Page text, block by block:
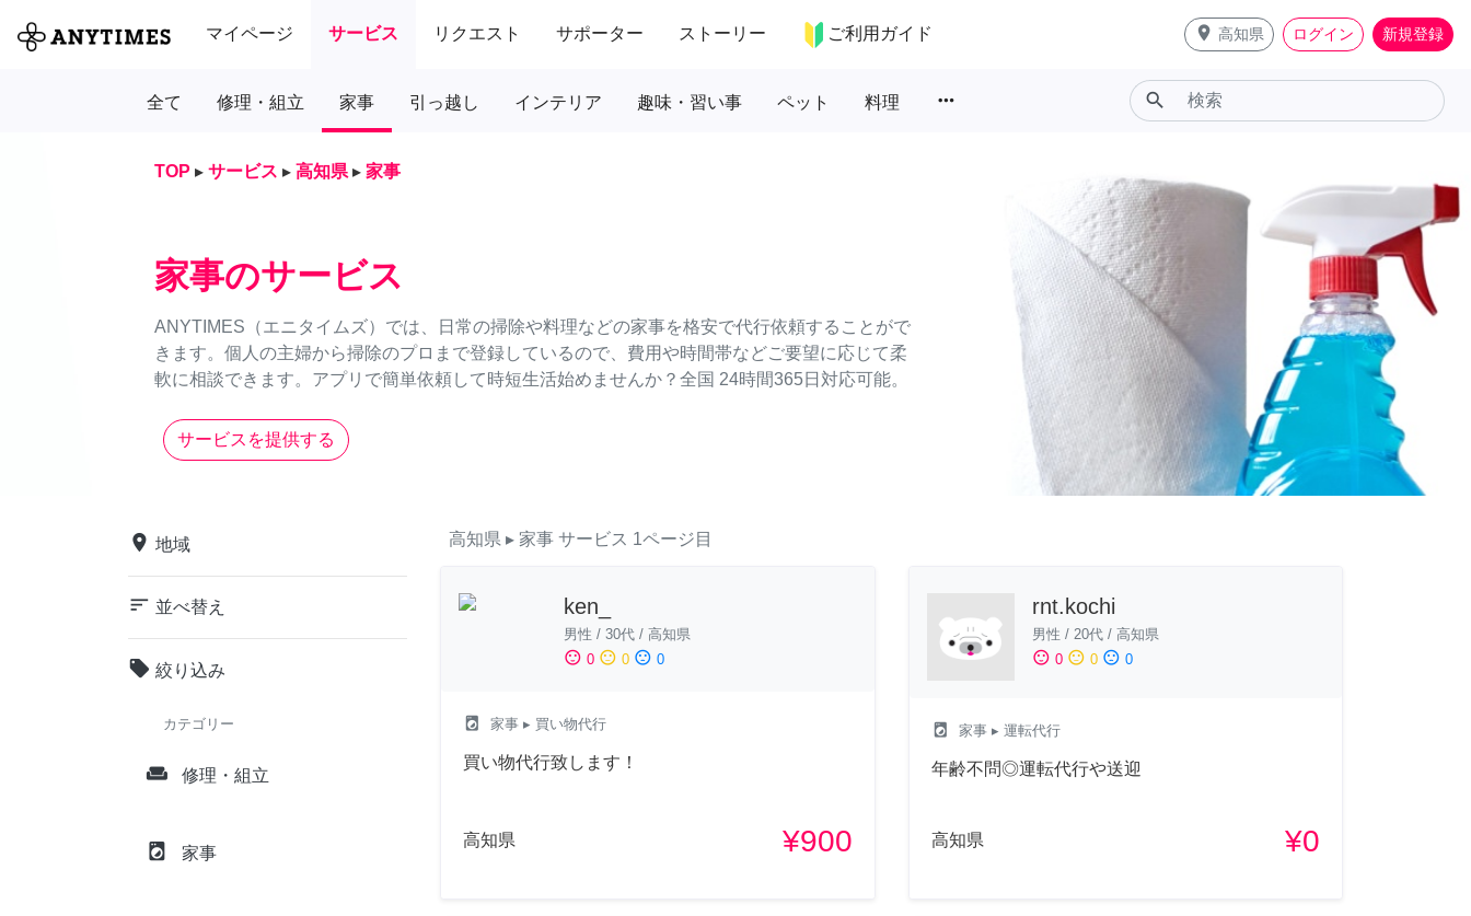
マイページ サービス リクエスト サポーター ストーリー ご利用ガイド place 高知県 ログイン 新規登録
全て 修理・組立 家事 引っ越し インテリア 趣味・習い事 ペット 料理 more_horiz search
TOP ▸ サービス ▸ 高知県 ▸ 家事
家事のサービス
ANYTIMES（エニタイムズ）では、日常の掃除や料理などの家事を格安で代行依頼することがで
きます。個人の主婦から掃除のプロまで登録しているので、費用や時間帯などご要望に応じて柔
軟に相談できます。アプリで簡単依頼して時短生活始めませんか？全国 24時間365日対応可能。
サービスを提供する
place 地域
sort 並べ替え
local_offer 絞り込み
カテゴリー
weekend 修理・組立
local_laundry_service 家事
高知県 ▸ 家事 サービス 1ページ目
ken_
男性 / 30代 / 高知県
sentiment_satisfied 0 sentiment_neutral 0 sentiment_dissatisfied 0
local_laundry_service 家事 ▸ 買い物代行
買い物代行致します！
高知県 ¥900
rnt.kochi
男性 / 20代/ 高知県
sentiment_satisfied 0 sentiment_neutral 0 sentiment_dissatisfied 0
local_laundry_service 家事▸ 運転代行
年齢不問◎運転代行や送迎
高知県 ¥0